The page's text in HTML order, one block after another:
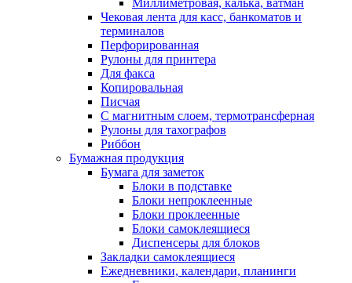
Миллиметровая, калька, ватман
Чековая лента для касс, банкоматов и
терминалов
Перфорированная
Рулоны для принтера
Для факса
Копировальная
Писчая
С магнитным слоем, термотрансферная
Рулоны для тахографов
Риббон
Бумажная продукция
Бумага для заметок
Блоки в подставке
Блоки непроклеенные
Блоки проклеенные
Блоки самоклеящиеся
Диспенсеры для блоков
Закладки самоклеящиеся
Ежедневники, календари, планинги